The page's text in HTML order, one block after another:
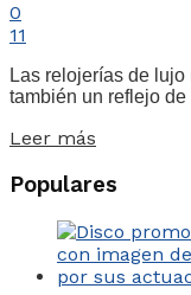
0
11
Las relojerías de
también un reflejo
Leer más
Populares